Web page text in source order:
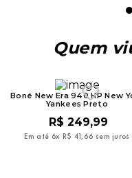
Quem
Boné New Era 940 HP New
Yankees Preto
R$ 249,99
Em até 6x R$ 41, 66 sem juros